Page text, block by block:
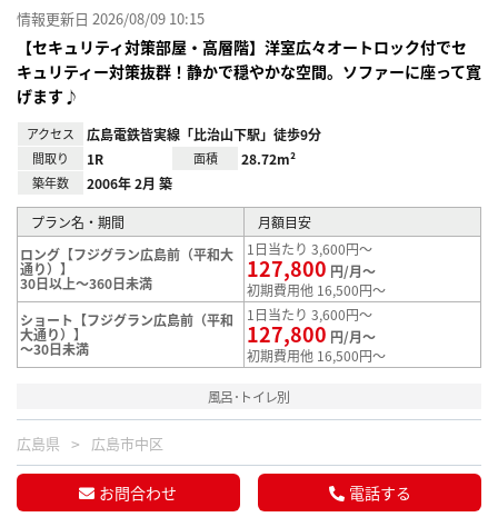
情報更新日 2026/08/09 10:15
【セキュリティ対策部屋・高層階】洋室広々オートロック付でセ
キュリティー対策抜群！静かで穏やかな空間。ソファーに座って寛
げます♪
アクセス 広島電鉄皆実線「比治山下駅」徒歩9分
間取り 1R 面積 28.72m²
築年数 2006年 2月 築
プラン名・期間
月額目安
ロング【フジグラン広島前（平和大
通り）】
30日以上～360日未満
1日当たり 3,600円～
127,800 円/月～
初期費用他 16,500円～
ショート【フジグラン広島前（平和
大通り）】
～30日未満
1日当たり 3,600円～
127,800 円/月～
初期費用他 16,500円～
風呂･トイレ別
広島県 広島市中区
お問合わせ 電話する